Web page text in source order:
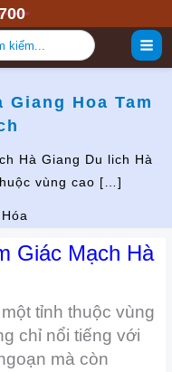
Hoa Tam
Hà Giang Du lich Hà
vùng cao […]
Giác Mạch Hà
tỉnh thuộc vùng
chỉ nổi tiếng với
mà còn